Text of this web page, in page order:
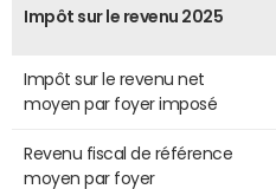
Impôt sur le revenu 2025
Impôt sur le revenu net
moyen par foyer imposé
Revenu fiscal de référence
moyen par foyer